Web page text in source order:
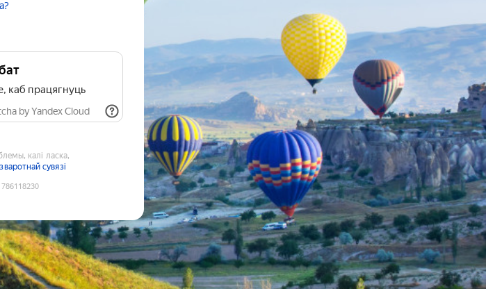
каб працягнуць
by Yandex Cloud
калі ласка,
сувязі